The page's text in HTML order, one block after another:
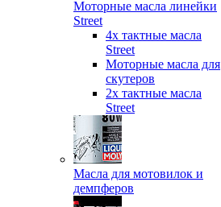
Моторные масла линейки
Street
4х тактные масла
Street
Моторные масла для
скутеров
2х тактные масла
Street
Масла для мотовилок и
демпферов